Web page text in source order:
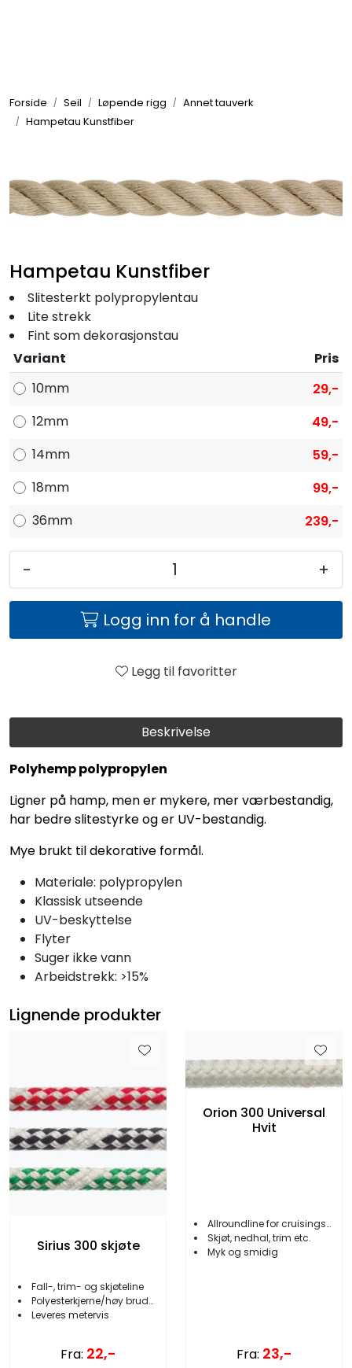
Forside Seil Løpende rigg
Annet tauverk
Hampetau Kunstfiber
Beskrivelse
Polyhemp polypropylen
Ligner på hamp, men er mykere, mer værbestandig,
har bedre slitestyrke og er UV-bestandig.
Mye brukt til dekorative formål.
Materiale: polypropylen
Klassisk utseende
UV-beskyttelse
Flyter
Suger ikke vann
Arbeidstrekk: >15%
Hampetau Kunstfiber
Slitesterkt polypropylentau
Lite strekk
Fint som dekorasjonstau
Variant
Pris
10mm
29,-
12mm
49,-
14mm
59,-
18mm
99,-
36mm
239,-
- +
Logg inn for å handle
Legg til favoritter
Lignende produkter
Sirius 300 skjøte
Fall-, trim- og skjøteline
Polyesterkjerne/høy bruddstyrke
Leveres metervis
Fra: 22,-
Orion 300 Universal
Hvit
Allroundline for cruisingseilere
Skjøt, nedhal, trim etc.
Myk og smidig
Fra: 23,-
Elektrisk
Komfort
Motor/Styring
Fortøyning
Båtpleie/Opplag
Nyheter